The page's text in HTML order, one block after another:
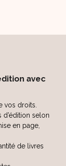
avec
vos droits.
selon
en page,
de livres